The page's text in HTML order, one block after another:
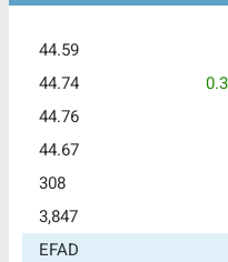
44.59
44.74
44.76
44.67
308
3,847
EFAD